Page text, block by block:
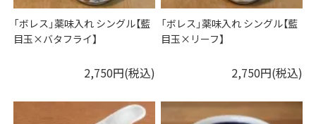
「ボレス」薬味入れ シングル【藍
目玉×バタフライ】
2,750円(税込)
「ボレス」薬味入れ シングル【藍
目玉×リーフ】
2,750円(税込)